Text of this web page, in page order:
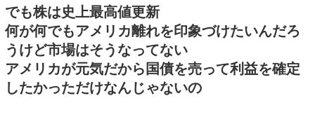
でも株は史上最高値更新
何が何でもアメリカ離れを印象づけたいんだろ
うけど市場はそうなってない
アメリカが元気だから国債を売って利益を確定
したかっただけなんじゃないの